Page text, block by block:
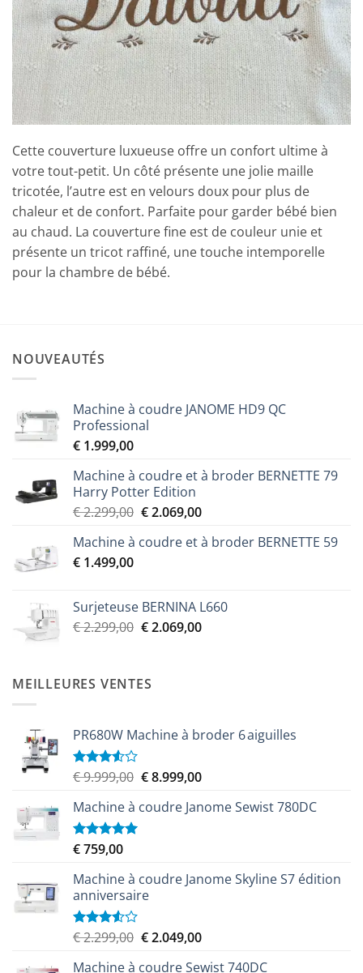
Cette couverture luxueuse offre un confort ultime à
votre tout-petit. Un côté présente une jolie maille
tricotée, l’autre est en velours doux pour plus de
chaleur et de confort. Parfaite pour garder bébé bien
au chaud. La couverture fine est de couleur unie et
présente un tricot raffiné, une touche intemporelle
pour la chambre de bébé.
NOUVEAUTÉS
Machine à coudre JANOME HD9 QC
Professional
€ 1.999,00
Machine à coudre et à broder BERNETTE 79
Harry Potter Edition
€2.299,00 Le
initial
€2.069,00Le
actuel
Machine à coudre et à broder BERNETTE 59
€ 1.499,00
Surjeteuse BERNINA L660
€2.299,00 Le
était :
€ 2.299,00.
€2.069,00Le
MEILLEURES VENTES
PR680W Machine à broder 6 aiguilles
Note
5
€9.999,00 Le
initial
€8.999,00Le
actuel
Machine à coudre Janome Sewist 780DC
Note5.00
€759,00
Machine à coudre Janome Skyline S7 édition
anniversaire
Note
5
€2.299,00 Le
€2.049,00Le
Machine à coudre Sewist 740DC